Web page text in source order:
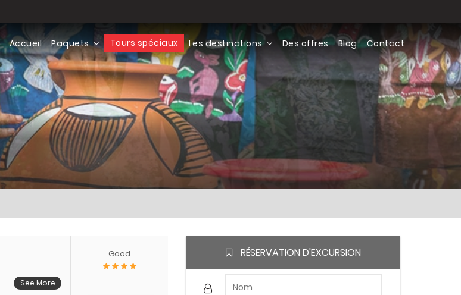
Accueil Paquets Tours spéciaux Les destinations Des offres Blog Contact
See More
Good RÉSERVATION D'EXCURSION